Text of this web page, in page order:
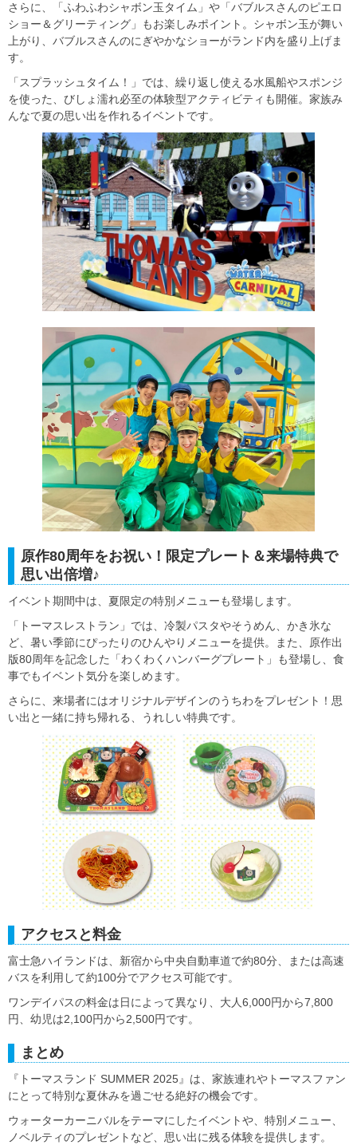
さらに、「ふわふわシャボン玉タイム」や「バブルスさんのピエロ
ショー＆グリーティング」もお楽しみポイント。シャボン玉が舞い
上がり、バブルスさんのにぎやかなショーがランド内を盛り上げま
す。
「スプラッシュタイム！」では、繰り返し使える水風船やスポンジ
を使った、びしょ濡れ必至の体験型アクティビティも開催。家族み
んなで夏の思い出を作れるイベントです。
原作80周年をお祝い！限定プレート＆来場特典で
思い出倍増♪
イベント期間中は、夏限定の特別メニューも登場します。
「トーマスレストラン」では、冷製パスタやそうめん、かき氷な
ど、暑い季節にぴったりのひんやりメニューを提供。また、原作出
版80周年を記念した「わくわくハンバーグプレート」も登場し、食
事でもイベント気分を楽しめます。
さらに、来場者にはオリジナルデザインのうちわをプレゼント！思
い出と一緒に持ち帰れる、うれしい特典です。
アクセスと料金
富士急ハイランドは、新宿から中央自動車道で約80分、または高速
バスを利用して約100分でアクセス可能です。
ワンデイパスの料金は日によって異なり、大人6,000円から7,800
円、幼児は2,100円から2,500円です。
まとめ
『トーマスランド SUMMER 2025』は、家族連れやトーマスファン
にとって特別な夏休みを過ごせる絶好の機会です。
ウォーターカーニバルをテーマにしたイベントや、特別メニュー、
ノベルティのプレゼントなど、思い出に残る体験を提供します。